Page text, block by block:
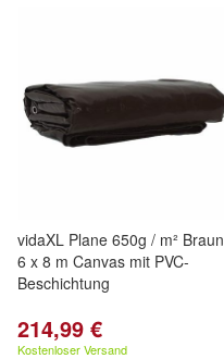
vidaXL Plane 650g / m² Braun
6 x 8 m Canvas mit PVC-
Beschichtung
214,99 €
Kostenloser Versand